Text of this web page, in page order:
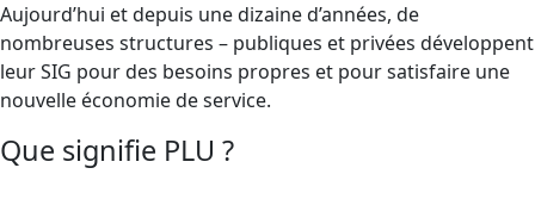
Aujourd’hui et depuis une dizaine d’années, de
nombreuses structures – publiques et privées développent
leur SIG pour des besoins propres et pour satisfaire une
nouvelle économie de service.
Que signifie PLU ?